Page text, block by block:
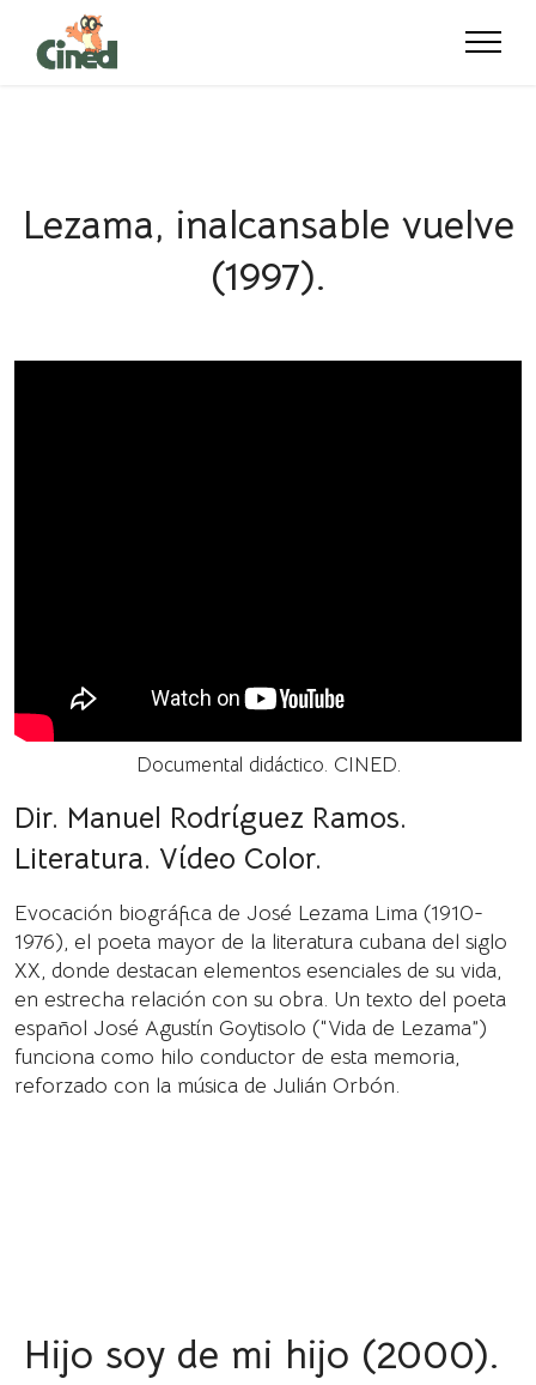
Lezama, inalcansable vuelve
(1997).
Documental didáctico. CINED.
Dir. Manuel Rodríguez Ramos.
Literatura. Vídeo Color.
Evocación biográfica de José Lezama Lima (1910-
1976), el poeta mayor de la literatura cubana del siglo
XX, donde destacan elementos esenciales de su vida,
en estrecha relación con su obra. Un texto del poeta
español José Agustín Goytisolo (“Vida de Lezama”)
funciona como hilo conductor de esta memoria,
reforzado con la música de Julián Orbón.
Hijo soy de mi hijo (2000).